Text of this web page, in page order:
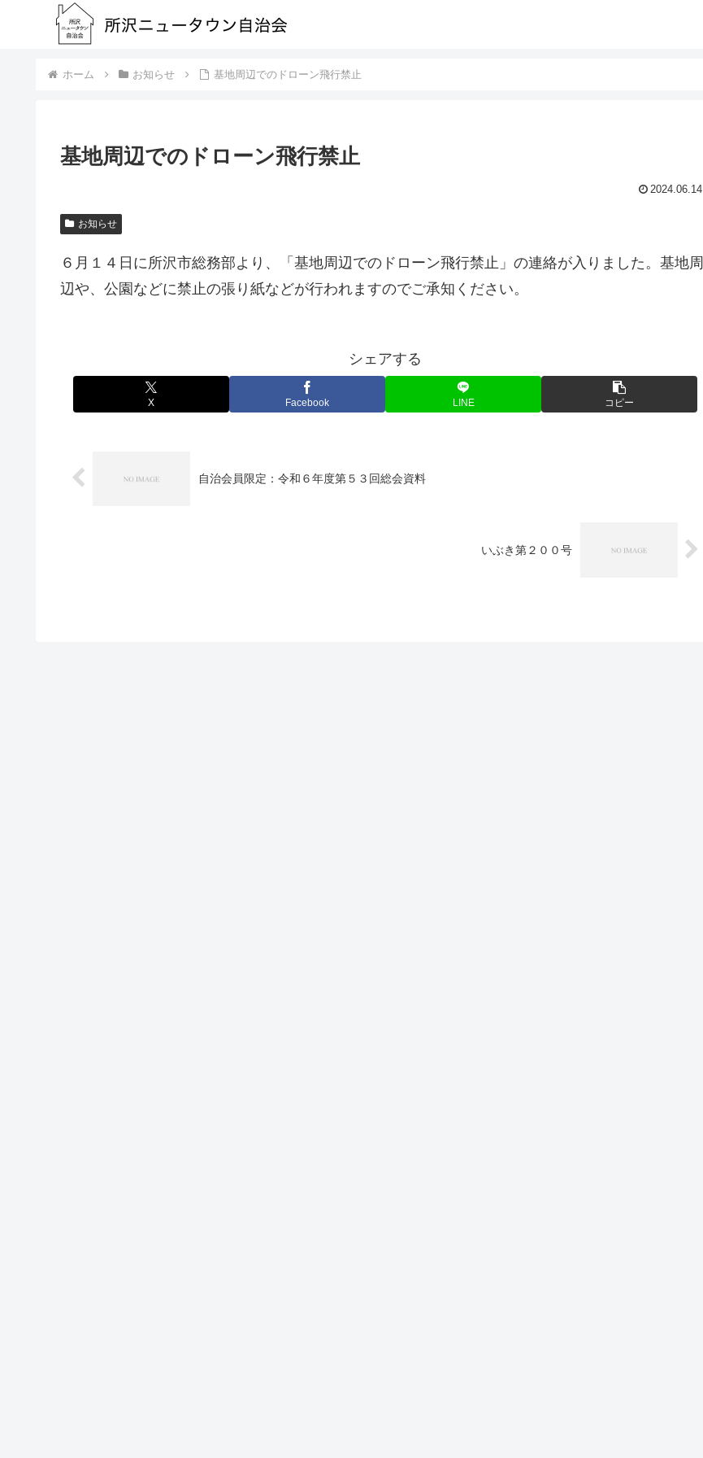
ホーム お知らせ 基地周辺でのドローン飛行禁止
基地周辺でのドローン飛行禁止
2024.06.14
お知らせ
６月１４日に所沢市総務部より、「基地周辺でのドローン飛行禁止」の連絡が入りました。基地周
辺や、公園などに禁止の張り紙などが行われますのでご承知ください。
シェアする
X Facebook LINE コピー
自治会員限定：令和６年度第５３回総会資料
いぶき第２００号